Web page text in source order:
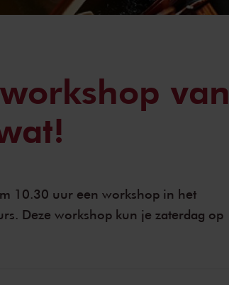
van
10.30 uur een workshop in het
Deze workshop kun je zaterdag op